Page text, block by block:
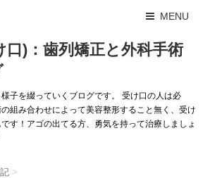
MENU
口)：歯列矯正と外科手術
子を綴っていくブログです。 受け口の人は必
組み合わせによって美容整形すること無く、受け
す！アゴの出てる方、勇気を持って治療しましょ
>